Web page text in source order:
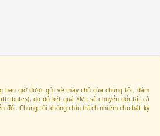
bao giờ được gửi về máy chủ của chúng tôi, đảm
do đó kết quả XML sẽ chuyển đổi tất cả
đổi. Chúng tôi không chịu trách nhiệm cho bất kỳ